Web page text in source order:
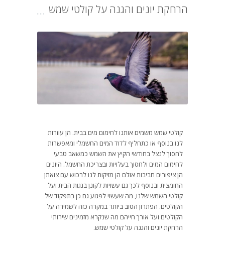
הרחקת יונים והגנה על קולטי שמש
קולטי שמש משמים אותנו לחימום מים בבית. הן עוזרות
לנו בנוסף או כתחליף לדוד המים החשמלי ומאפשרות
לחסוך לנצל בחודשי הקיץ את השמש כמשאב טבעי
לחימום המים ולחסוך בעלויות ובצריכת החשמל. היונים
הן ציפורים חביבות אולם הן מזיקות לנו לרכוש עם צואתן
החומצית ובנוסף לכך גם עשויות לקונן בגגות הבית ועל
קולטי השמש שלנו, מה שעשוי לפגוע גם כן בתפקוד של
הקולטים. הפתרון הטוב ביותר במקרה כזה לשמירה על
הקולטים ועל אורך חייהם מה שנקרא מזמינים שירותי
הרחקת יונים והגנה על קולטי שמש.